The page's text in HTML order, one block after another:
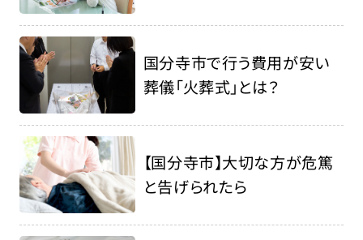
国分寺市で行う費用が安い
葬儀「火葬式」とは？
【国分寺市】大切な方が危篤
と告げられたら